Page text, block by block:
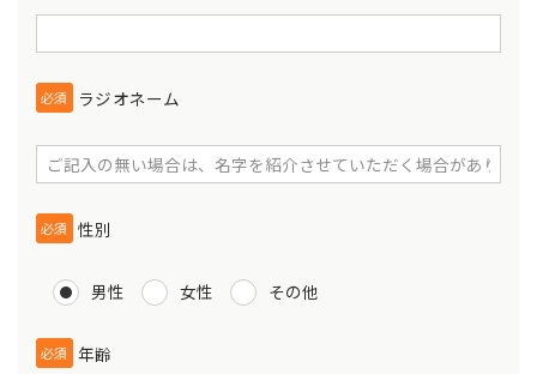
必須 ラジオネーム
必須 性別
男性 女性 その他
必須 年齢